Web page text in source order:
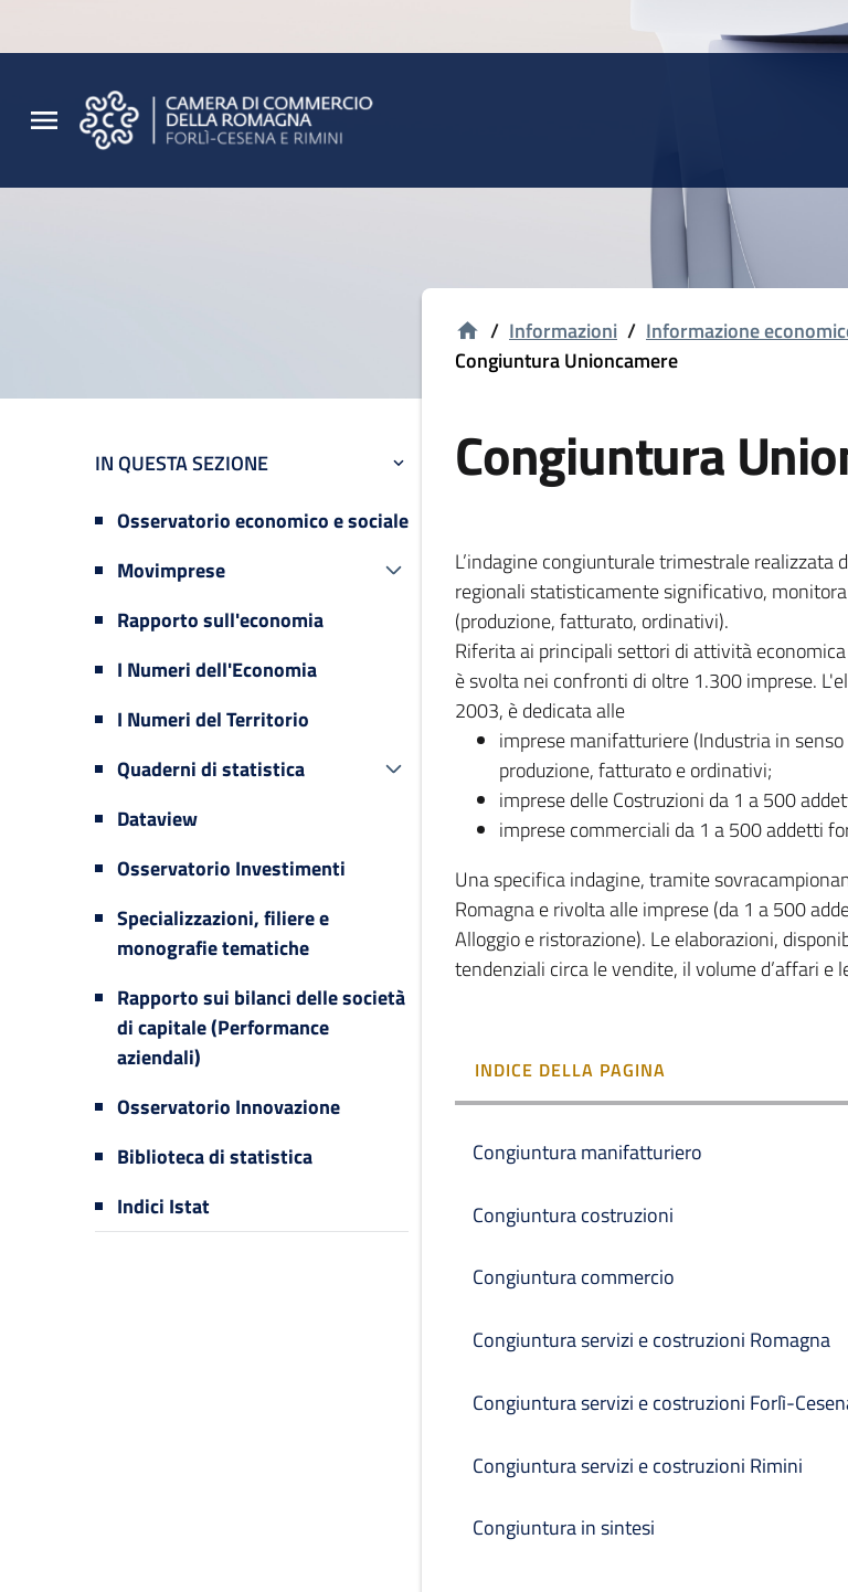
IN QUESTA SEZIONE
Osservatorio economico e sociale
Movimprese
Rapporto sull'economia
I Numeri dell'Economia
I Numeri del Territorio
Quaderni di statistica
Dataview
Osservatorio Investimenti
Specializzazioni, filiere e
monografie tematiche
Rapporto sui bilanci delle società
di capitale (Performance
aziendali)
Osservatorio Innovazione
Biblioteca di statistica
Indici Istat
/ Informazioni / Informazione
Congiuntura Unioncamere
Congiuntura
L’indagine congiunturale trimestrale
regionali statisticamente significativo,
(produzione, fatturato, ordinativi).
Riferita ai principali settori di attività
è svolta nei confronti di oltre 1.300 imprese.
2003, è dedicata alle
imprese manifatturiere (Industria in
produzione, fatturato e ordinativi;
imprese delle Costruzioni da 1 a 500
imprese commerciali da 1 a 500 addetti
Una specifica indagine, tramite
Romagna e rivolta alle imprese (da 1 a 500
Alloggio e ristorazione). Le elaborazioni,
tendenziali circa le vendite, il volume d’affari e
INDICE DELLA PAGINA
Congiuntura manifatturiero
Congiuntura costruzioni
Congiuntura commercio
Congiuntura servizi e costruzioni Romagna
Congiuntura servizi e costruzioni Forlì-
Congiuntura servizi e costruzioni Rimini
Congiuntura in sintesi